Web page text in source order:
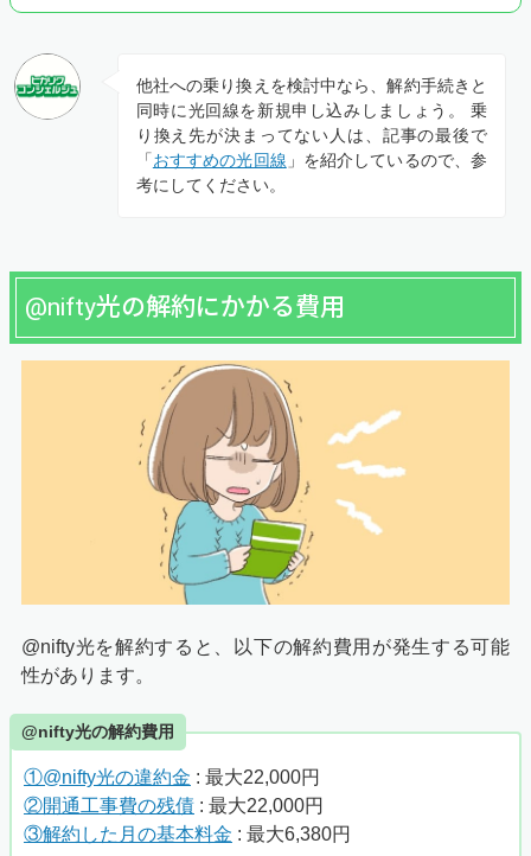
他社への乗り換えを検討中なら、解約手続きと
同時に光回線を新規申し込みしましょう。 乗
り換え先が決まってない人は、記事の最後で
「おすすめの光回線 」を紹介しているので、参
考にしてください。
@nifty光の解約にかかる費用
@nifty光を解約すると、以下の解約費用が発生する可能
性があります。
@nifty光の解約費用
①@nifty光の違約金 : 最大22,000円
②開通工事費の残債 : 最大22,000円
③解約した月の基本料金 : 最大6,380円